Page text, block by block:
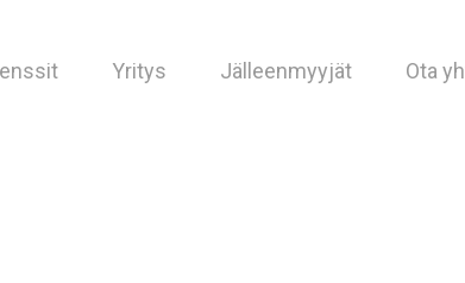
Yritys Jälleenmyyjät Ota